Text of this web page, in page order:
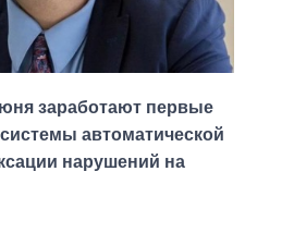
заработают первые
автоматической
нарушений на